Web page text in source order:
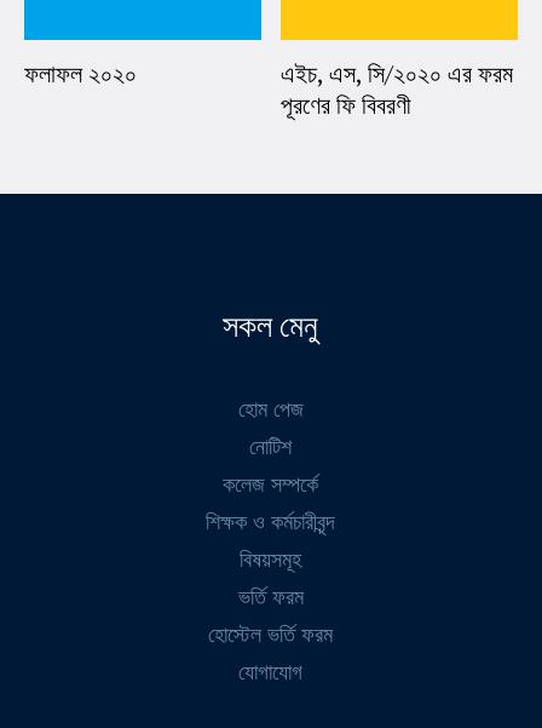
ফলাফল ২০২০
এইচ, এস, সি/২০২০ এর ফরম
পূরণের ফি বিবরণী
সকল মেনু
হোম পেজ
নোটিশ
কলেজ সম্পর্কে
শিক্ষক ও কর্মচারীবৃন্দ
বিষয়সমূহ
ভর্তি ফরম
হোস্টেল ভর্তি ফরম
যোগাযোগ